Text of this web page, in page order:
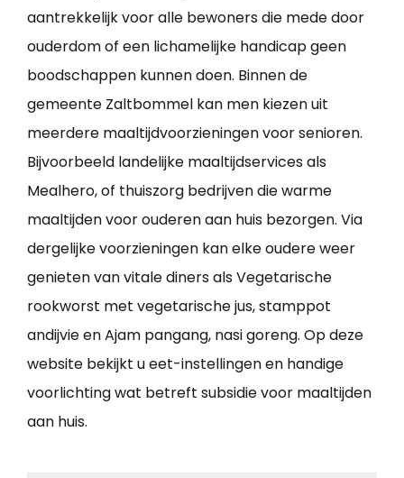
aantrekkelijk voor alle bewoners die mede door
ouderdom of een lichamelijke handicap geen
boodschappen kunnen doen. Binnen de
gemeente Zaltbommel kan men kiezen uit
meerdere maaltijdvoorzieningen voor senioren.
Bijvoorbeeld landelijke maaltijdservices als
Mealhero, of thuiszorg bedrijven die warme
maaltijden voor ouderen aan huis bezorgen. Via
dergelijke voorzieningen kan elke oudere weer
genieten van vitale diners als Vegetarische
rookworst met vegetarische jus, stamppot
andijvie en Ajam pangang, nasi goreng. Op deze
website bekijkt u eet-instellingen en handige
voorlichting wat betreft subsidie voor maaltijden
aan huis.